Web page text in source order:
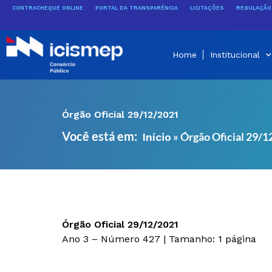
conteúdo
CONTRACHEQUE ONLINE PORTAL DA TRANSPARÊNCIA LICITAÇÕES
Home Institucional
Órgão Oficial 29/12/2021
Você está em: Início »Órgão Oficial 29/
Órgão Oficial 29/12/2021
Ano 3 – Número 427 | Tamanho: 1 página